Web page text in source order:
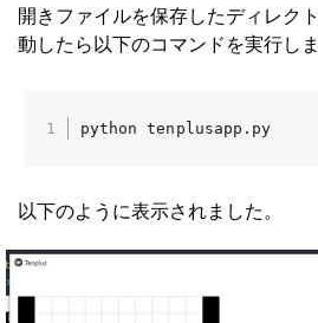
開きファイルを保存したディレク
動したら以下のコマンドを実行しま
python tenplusapp.py
以下のように表示されました。